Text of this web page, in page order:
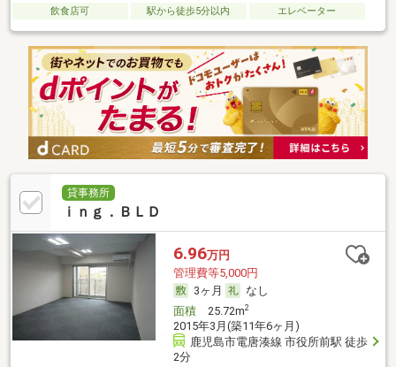
飲食店可 駅から徒歩5分以内 エレベーター
貸事務所
ｉｎｇ．ＢＬＤ
6.96万円
管理費等5,000円
3ヶ月
なし
面積25.72m2
2015年3月(築11年6ヶ月)
鹿児島市電唐湊線 市役所前駅 徒歩
2分